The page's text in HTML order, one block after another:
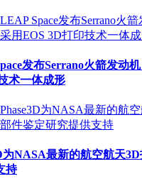
发布Serrano火箭发动
术一体成形
为NASA最新的航空航天
持